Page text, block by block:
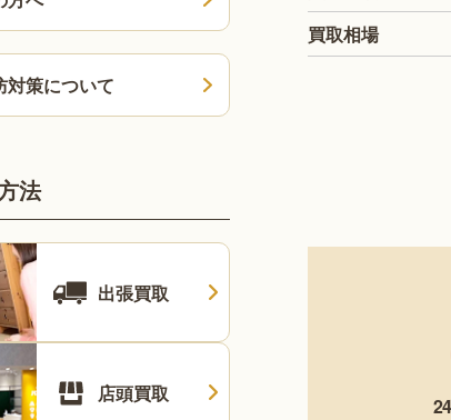
買取相場
対策について
法
出張買取
店頭買取